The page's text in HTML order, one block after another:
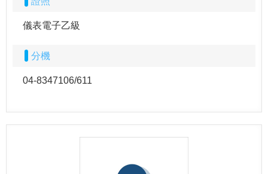
儀表電子乙級
分機
04-8347106/611